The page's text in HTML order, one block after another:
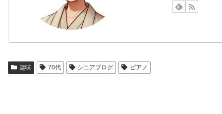
趣味 70代 シニアブログ ピアノ